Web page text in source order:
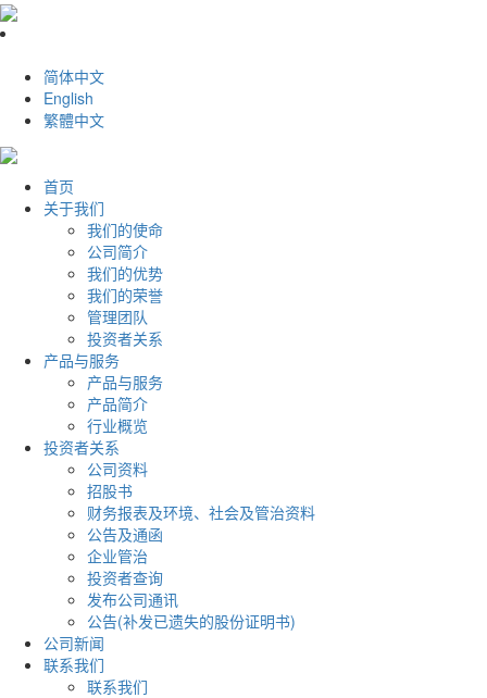
简体中文
English
繁體中文
首页
关于我们
我们的使命
公司简介
我们的优势
我们的荣誉
管理团队
投资者关系
产品与服务
产品与服务
产品简介
行业概览
投资者关系
公司资料
招股书
财务报表及环境、社会及管治资料
公告及通函
企业管治
投资者查询
发布公司通讯
公告(补发已遗失的股份证明书)
公司新闻
联系我们
联系我们